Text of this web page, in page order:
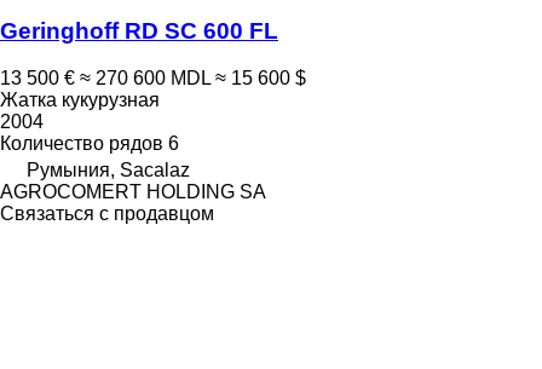
Geringhoff RD SC 600 FL
13 500 € ≈ 270 600 MDL ≈ 15 600 $
Жатка кукурузная
2004
Количество рядов 6
Румыния, Sacalaz
AGROCOMERT HOLDING SA
Связаться с продавцом